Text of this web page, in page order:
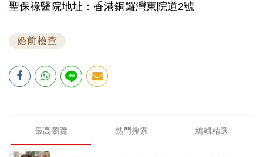
聖保祿醫院地址：香港銅鑼灣東院道2號
婚前檢查
最高瀏覽 熱門搜索 編輯精選